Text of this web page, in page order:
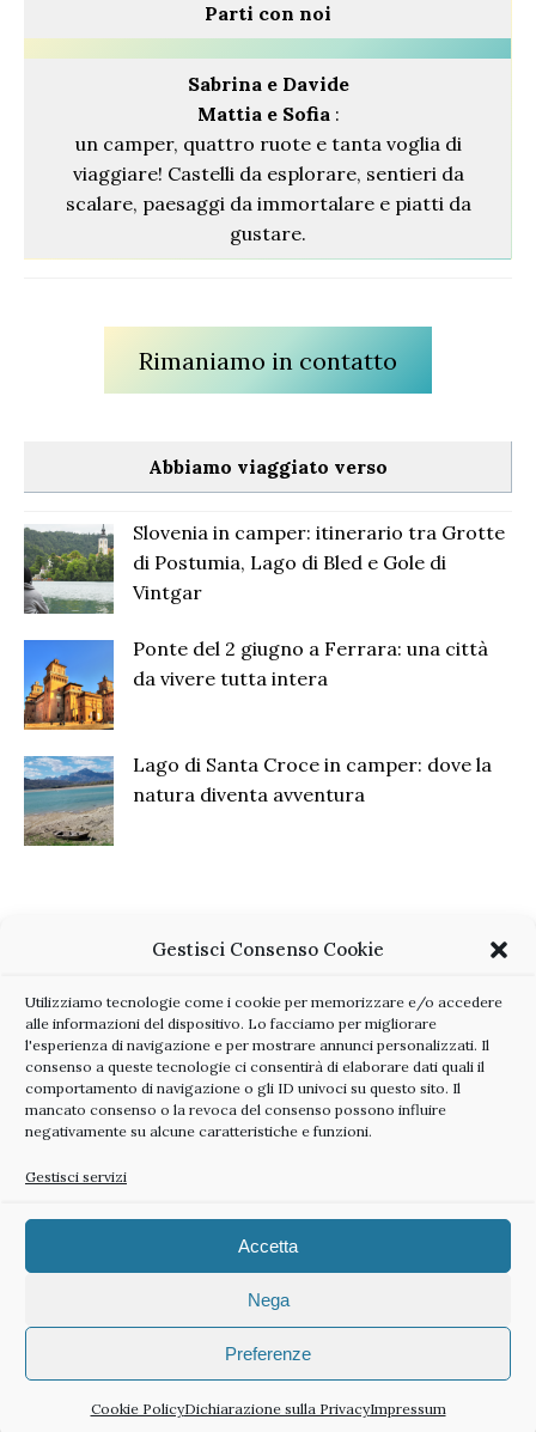
Gestisci Consenso Cookie
Utilizziamo tecnologie come i cookie per memorizzare e/o accedere
alle informazioni del dispositivo. Lo facciamo per migliorare
l'esperienza di navigazione e per mostrare annunci personalizzati. Il
consenso a queste tecnologie ci consentirà di elaborare dati quali il
comportamento di navigazione o gli ID univoci su questo sito. Il
mancato consenso o la revoca del consenso possono influire
negativamente su alcune caratteristiche e funzioni.
Gestisci servizi
Accetta
Nega
Preferenze
Cookie PolicyDichiarazione sulla PrivacyImpressum
Parti con noi
Sabrina e Davide
Mattia e Sofia:
un camper, quattro ruote e tanta voglia di
viaggiare! Castelli da esplorare, sentieri da
scalare, paesaggi da immortalare e piatti da
gustare.
Rimaniamo in contatto
Abbiamo viaggiato verso
Slovenia in camper: itinerario tra Grotte
di Postumia, Lago di Bled e Gole di
Vintgar
Ponte del 2 giugno a Ferrara: una città
da vivere tutta intera
Lago di Santa Croce in camper: dove la
natura diventa avventura